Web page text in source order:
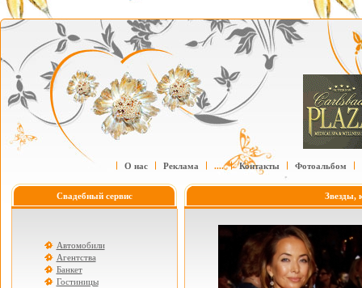
О нас Реклама .... Контакты Фотоальбом
Свадебный сервис
Автомобили
Агентства
Банкет
Гостиницы
Звезды,